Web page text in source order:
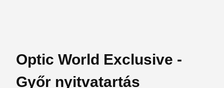
Optic World Exclusive -
Győr nyitvatartás